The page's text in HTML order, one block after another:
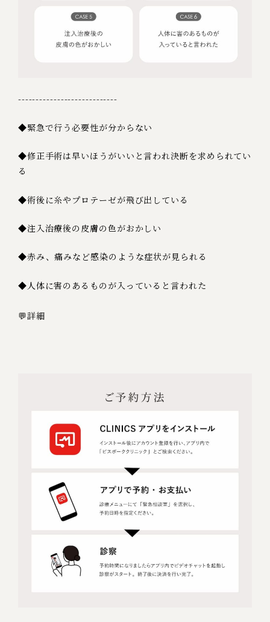
----------------------------
◆緊急で行う必要性が分からない
◆修正手術は早いほうがいいと言われ決断を求められてい
る
◆術後に糸やプロテーゼが飛び出している
◆注入治療後の皮膚の色がおかしい
◆赤み、痛みなど感染のような症状が見られる
◆人体に害のあるものが入っていると言われた
💬詳細